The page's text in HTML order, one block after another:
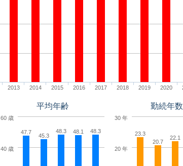
2013 2014 2015 2016 2017 2018 2019 2020
平均年齢
47.7
45.3
48.3 48.1 48.3
40 歳
60 歳
勤続年数
23.3
20.7
22.1
20 年
30 年